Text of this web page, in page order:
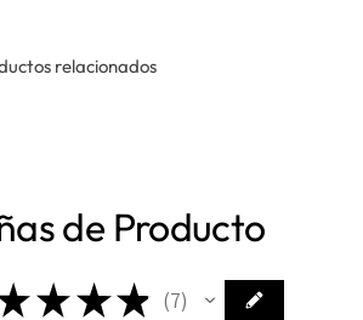
relacionados
de Producto
★★★ 7
7